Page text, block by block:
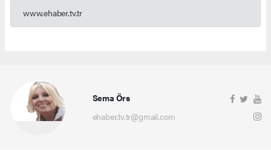
www.ehaber.tv.tr
Sema Örs
ehaber.tv.tr@gmail.com